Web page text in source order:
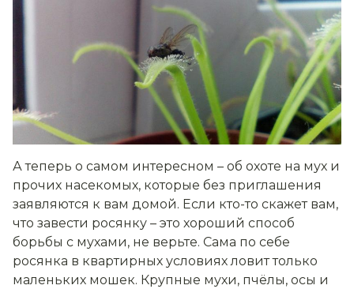
А теперь о самом интересном – об охоте на мух и
прочих насекомых, которые без приглашения
заявляются к вам домой. Если кто-то скажет вам,
что завести росянку – это хороший способ
борьбы с мухами, не верьте. Сама по себе
росянка в квартирных условиях ловит только
маленьких мошек. Крупные мухи, пчёлы, осы и